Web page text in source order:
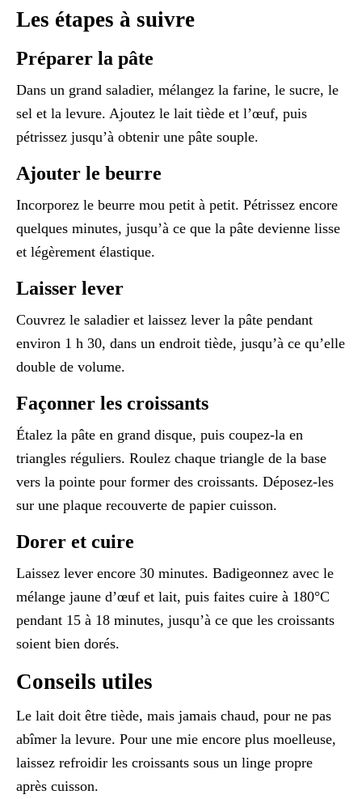
Les étapes à suivre
Préparer la pâte
Dans un grand saladier, mélangez la farine, le sucre, le
sel et la levure. Ajoutez le lait tiède et l’œuf, puis
pétrissez jusqu’à obtenir une pâte souple.
Ajouter le beurre
Incorporez le beurre mou petit à petit. Pétrissez encore
quelques minutes, jusqu’à ce que la pâte devienne lisse
et légèrement élastique.
Laisser lever
Couvrez le saladier et laissez lever la pâte pendant
environ 1 h 30, dans un endroit tiède, jusqu’à ce qu’elle
double de volume.
Façonner les croissants
Étalez la pâte en grand disque, puis coupez-la en
triangles réguliers. Roulez chaque triangle de la base
vers la pointe pour former des croissants. Déposez-les
sur une plaque recouverte de papier cuisson.
Dorer et cuire
Laissez lever encore 30 minutes. Badigeonnez avec le
mélange jaune d’œuf et lait, puis faites cuire à 180°C
pendant 15 à 18 minutes, jusqu’à ce que les croissants
soient bien dorés.
Conseils utiles
Le lait doit être tiède, mais jamais chaud, pour ne pas
abîmer la levure. Pour une mie encore plus moelleuse,
laissez refroidir les croissants sous un linge propre
après cuisson.